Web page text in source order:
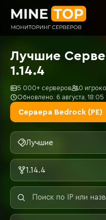
Лучшие
1.14.4
5 000+ серверов
0
Обновлено: 6 августа, 18:05
Сервера Bedrock (PE)
Лучшие
1.14.4